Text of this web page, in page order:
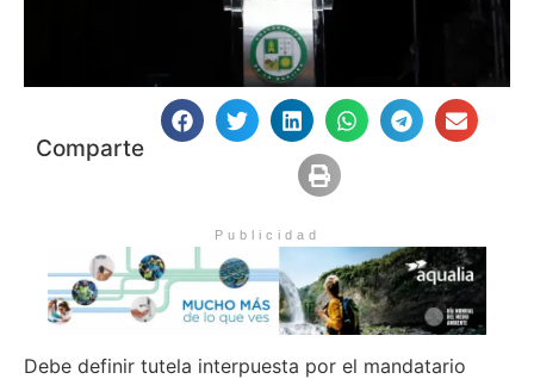
Comparte
Publicidad
Debe definir tutela interpuesta por el mandatario